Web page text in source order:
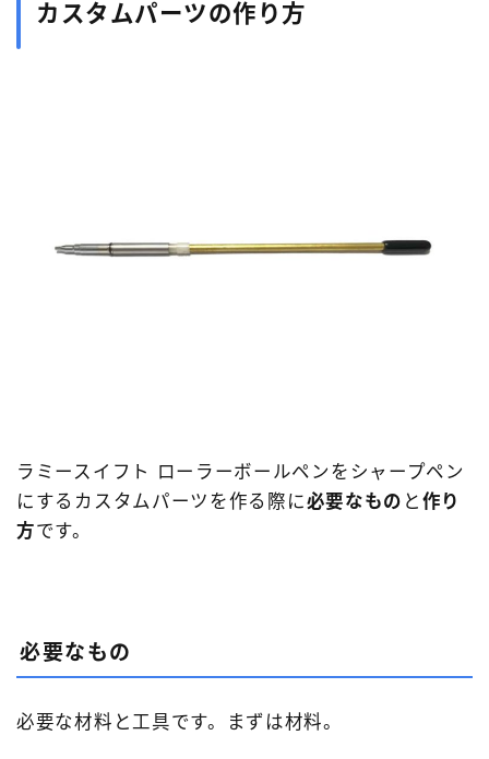
カスタムパーツの作り方
ラミースイフト ローラーボールペンをシャープペン
にするカスタムパーツを作る際に必要なもの と 作り
方です。
必要なもの
必要な材料と工具です。まずは材料。